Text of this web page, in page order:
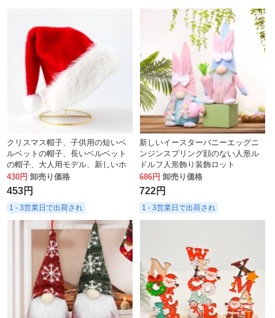
クリスマス帽子、子供用の短いベ
ルベットの帽子、長いベルベット
の帽子、大人用モデル、新しいホ
リデーパーティーの装飾、不織布
帽子の卸売
430円 卸売り価格
453円
1 - 3営業日で出荷され
新しいイースターバニーエッグニ
ンジンスプリング顔のない人形ル
ドルフ人形飾り装飾ロット
686円 卸売り価格
722円
1 - 3営業日で出荷され